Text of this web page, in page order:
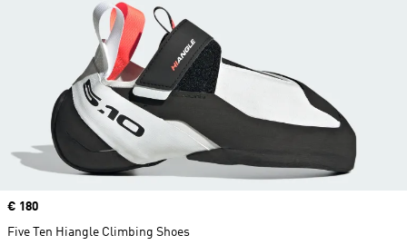
Price
€ 180
Five Ten Hiangle Climbing Shoes